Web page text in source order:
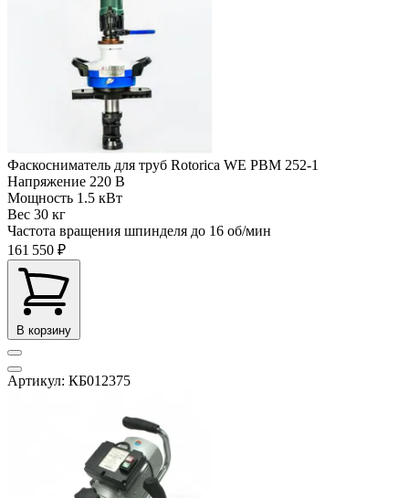
Фаскосниматель для труб Rotorica WE PBM 252-1
Напряжение 220 В
Мощность 1.5 кВт
Вес 30 кг
Частота вращения шпинделя до 16 об/мин
161 550 ₽
В корзину
Артикул: КБ012375